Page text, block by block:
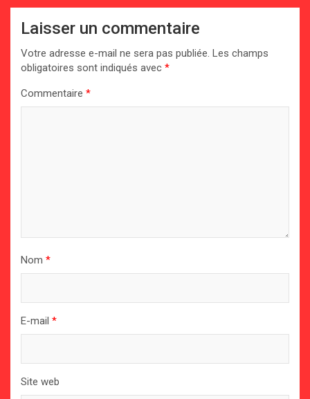
Laisser un commentaire
Votre adresse e-mail ne sera pas publiée. Les champs
obligatoires sont indiqués avec *
Commentaire *
Nom *
E-mail *
Site web